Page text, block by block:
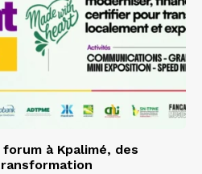
à Kpalimé, des